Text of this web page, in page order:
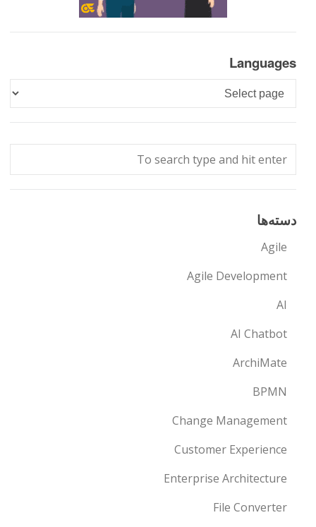
Languages
Languages
دسته‌ها
Agile
Agile Development
AI
AI Chatbot
ArchiMate
BPMN
Change Management
Customer Experience
Enterprise Architecture
File Converter